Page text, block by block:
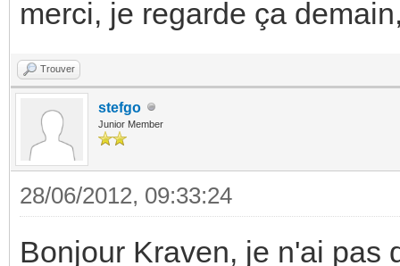
merci, je regarde ça
Trouver
stefgo
Junior Member
28/06/2012, 09:33:24
Bonjour Kraven, je n'ai pas